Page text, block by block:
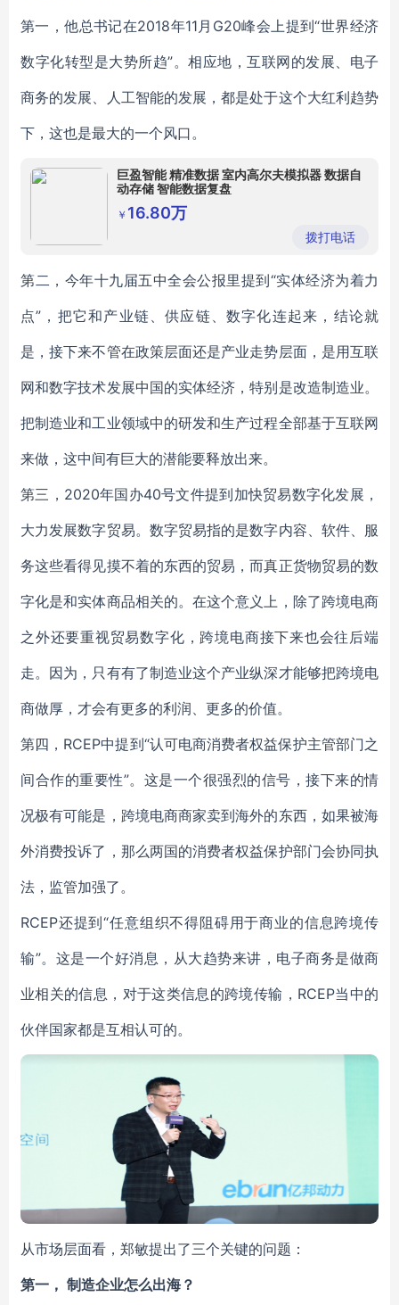
第一，他总书记在2018年11月G20峰会上提到“世界经济
数字化转型是大势所趋”。相应地，互联网的发展、电子
商务的发展、人工智能的发展，都是处于这个大红利趋势
下，这也是最大的一个风口。
巨盈智能 精准数据 室内高尔夫模拟器 数据自
动存储 智能数据复盘
￥ 16.80万
拨打电话
第二，今年十九届五中全会公报里提到“实体经济为着力
点”，把它和产业链、供应链、数字化连起来，结论就
是，接下来不管在政策层面还是产业走势层面，是用互联
网和数字技术发展中国的实体经济，特别是改造制造业。
把制造业和工业领域中的研发和生产过程全部基于互联网
来做，这中间有巨大的潜能要释放出来。
第三，2020年国办40号文件提到加快贸易数字化发展，
大力发展数字贸易。数字贸易指的是数字内容、软件、服
务这些看得见摸不着的东西的贸易，而真正货物贸易的数
字化是和实体商品相关的。在这个意义上，除了跨境电商
之外还要重视贸易数字化，跨境电商接下来也会往后端
走。因为，只有有了制造业这个产业纵深才能够把跨境电
商做厚，才会有更多的利润、更多的价值。
第四，RCEP中提到“认可电商消费者权益保护主管部门之
间合作的重要性”。这是一个很强烈的信号，接下来的情
况极有可能是，跨境电商商家卖到海外的东西，如果被海
外消费投诉了，那么两国的消费者权益保护部门会协同执
法，监管加强了。
RCEP还提到“任意组织不得阻碍用于商业的信息跨境传
输”。这是一个好消息，从大趋势来讲，电子商务是做商
业相关的信息，对于这类信息的跨境传输，RCEP当中的
伙伴国家都是互相认可的。
从市场层面看，郑敏提出了三个关键的问题：
第一， 制造企业怎么出海？